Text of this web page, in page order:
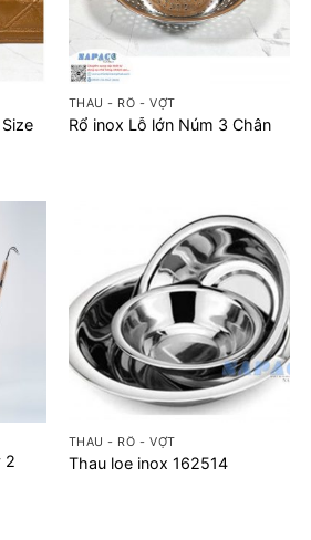
+
THAU - RỔ - VỢT
Rổ inox Lỗ lớn Núm 3 Chân
2
THAU - RỔ - VỢT
Thau loe inox 162514